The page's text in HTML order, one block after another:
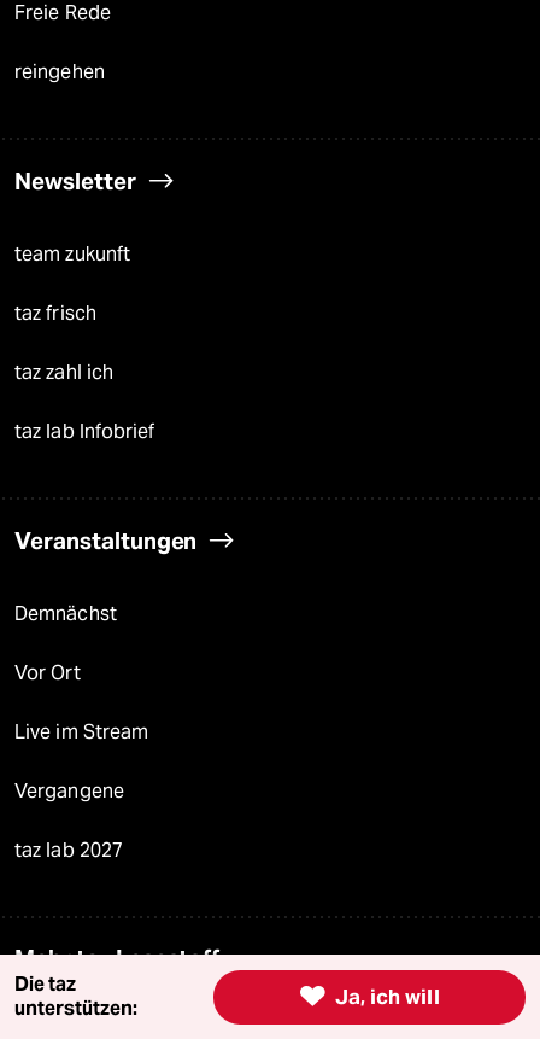
Freie Rede
reingehen
Newsletter
team zukunft
taz frisch
taz zahl ich
taz lab Infobrief
Veranstaltungen
Demnächst
Vor Ort
Live im Stream
Vergangene
taz lab 2027
Mehr taz Lesestoff
 Ja, ich will
Die taz
unterstützen: